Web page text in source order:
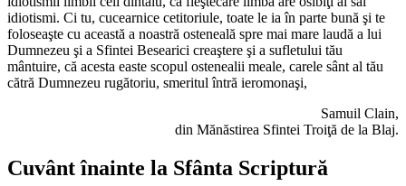
idiotismi. Ci tu, cucearnice cetitoriule, toate le ia în parte bună şi te
foloseaşte cu această a noastră osteneală spre mai mare laudă a lui
Dumnezeu şi a Sfintei Besearici creaştere şi a sufletului tău
mântuire, că acesta easte scopul ostenealii meale, carele sânt al tău
cătră Dumnezeu rugătoriu, smeritul întră ieromonaşi,
Samuil Clain,
din Mănăstirea Sfintei Troiţă de la Blaj.
Cuvânt înainte la Sfânta Scriptură